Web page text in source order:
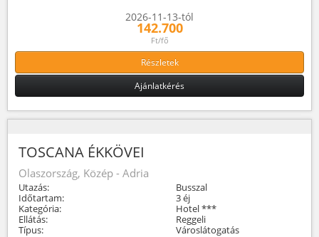
2026-11-13-tól
142.700
Ft/fő
Részletek
Ajánlatkérés
TOSCANA ÉKKÖVEI
Olaszország, Közép - Adria
Utazás:
Busszal
Időtartam:
3 éj
Kategória:
Hotel ***
Ellátás:
Reggeli
Típus:
Városlátogatás